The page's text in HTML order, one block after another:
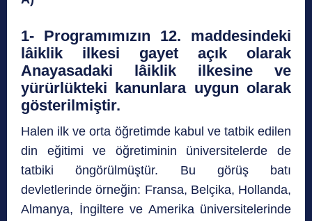
1- Programımızın 12. maddesindeki
lâiklik ilkesi gayet açık olarak
Anayasadaki lâiklik ilkesine ve
yürürlükteki kanunlara uygun olarak
gösterilmiştir.
Halen ilk ve orta öğretimde kabul ve tatbik edilen
din eğitimi ve öğretiminin üniversitelerde de
tatbiki öngörülmüştür. Bu görüş batı
devletlerinde örneğin: Fransa, Belçika, Hollanda,
Almanya, İngiltere ve Amerika üniversitelerinde